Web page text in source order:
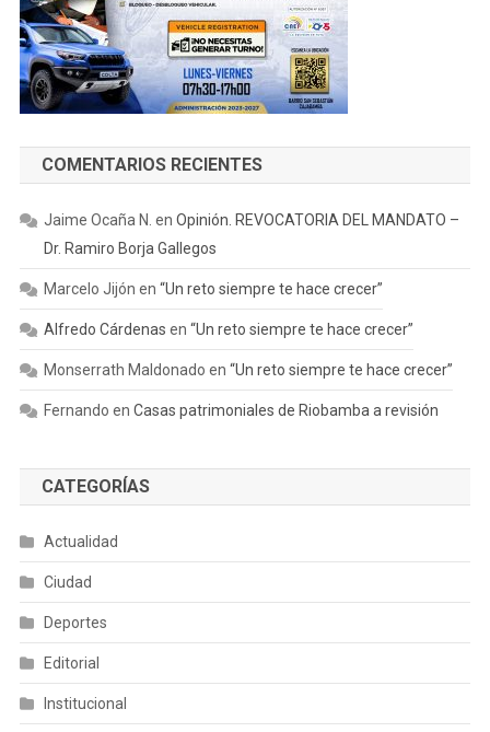
COMENTARIOS RECIENTES
Jaime Ocaña N. en Opinión. REVOCATORIA DEL MANDATO –
Dr. Ramiro Borja Gallegos
Marcelo Jijón en “Un reto siempre te hace crecer”
Alfredo Cárdenas en “Un reto siempre te hace crecer”
Monserrath Maldonado en “Un reto siempre te hace crecer”
Fernando en Casas patrimoniales de Riobamba a revisión
CATEGORÍAS
Actualidad
Ciudad
Deportes
Editorial
Institucional